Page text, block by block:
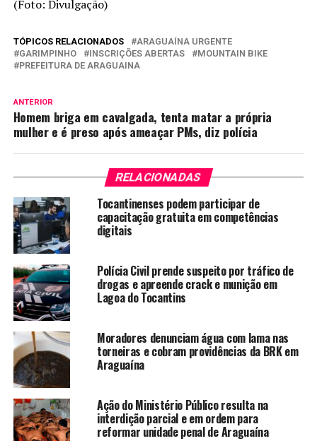
(Foto: Divulgação)
TÓPICOS RELACIONADOS
ARAGUAÍNA URGENTE
GARIMPINHO
INSCRIÇÕES ABERTAS
MOUNTAIN BIKE
PREFEITURA DE ARAGUAINA
ANTERIOR
Homem briga em cavalgada, tenta matar a própria
mulher e é preso após ameaçar PMs, diz polícia
RELACIONADAS
Tocantinenses podem participar de
capacitação gratuita em competências
digitais
Polícia Civil prende suspeito por tráfico de
drogas e apreende crack e munição em
Lagoa do Tocantins
Moradores denunciam água com lama nas
torneiras e cobram providências da BRK em
Araguaína
Ação do Ministério Público resulta na
interdição parcial e em ordem para
reformar unidade penal de Araguaína